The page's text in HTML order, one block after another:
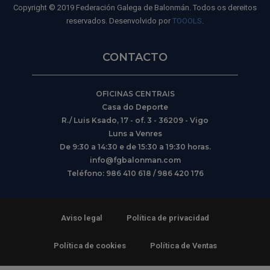
Copyright © 2019 Federación Galega de Balonmán. Todos os dereitos
reservados. Desenvolvido por TOOOLS
CONTACTO
OFICINAS CENTRAIS
Casa do Deporte
R./ Luis Ksado, 17 - of. 3 - 36209 - Vigo
Luns a Venres
De 9:30 a 14:30 e de 15:30 a 19:30 horas.
info@fgbalonman.com
Teléfono: 986 410 618 / 986 420 176
Aviso legal Política de privacidad
Política de cookies Política de Ventas